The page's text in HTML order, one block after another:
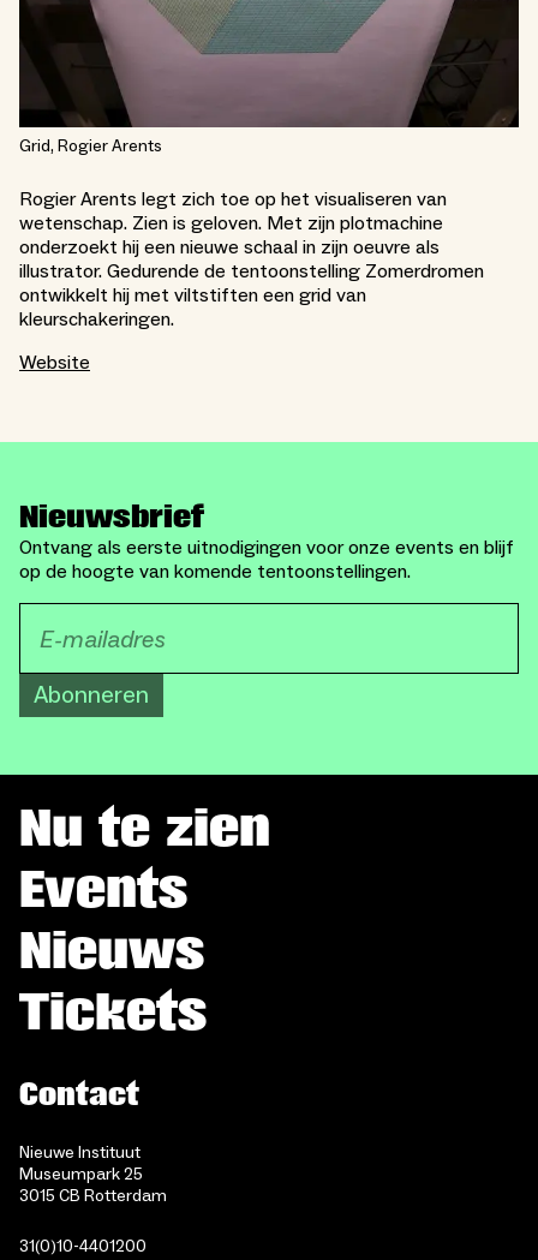
Grid, Rogier Arents
Rogier Arents legt zich toe op het visualiseren van
wetenschap. Zien is geloven. Met zijn plotmachine
onderzoekt hij een nieuwe schaal in zijn oeuvre als
illustrator. Gedurende de tentoonstelling Zomerdromen
ontwikkelt hij met viltstiften een grid van
kleurschakeringen.
Website
Nieuwsbrief
Ontvang als eerste uitnodigingen voor onze events en blijf
op de hoogte van komende tentoonstellingen.
Abonneren
Nu te zien
Events
Nieuws
Tickets
Contact
Nieuwe Instituut
Museumpark 25
3015 CB Rotterdam
31(0)10-4401200